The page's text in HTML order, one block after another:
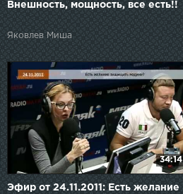
Внешность, мощность, все есть!!
Яковлев Миша
34:14
Эфир от 24.11.2011: Есть желание